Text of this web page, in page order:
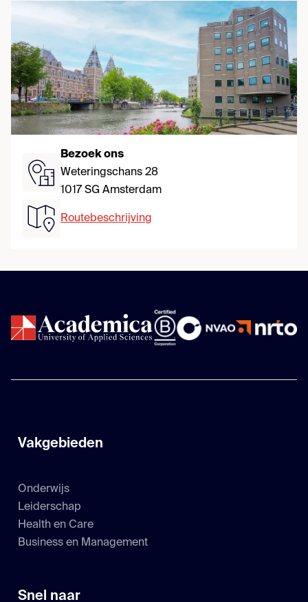
Bezoek ons
Weteringschans 28
1017 SG Amsterdam
Routebeschrijving
Vakgebieden
Onderwijs
Leiderschap
Health en Care
Business en Management
Snel naar